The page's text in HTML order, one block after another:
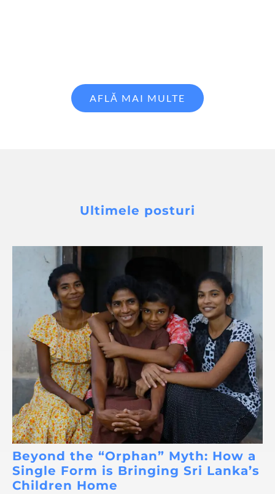
AFLĂ MAI MULTE
Ultimele posturi
Beyond the “Orphan” Myth: How a
Single Form is Bringing Sri Lanka’s
Children Home